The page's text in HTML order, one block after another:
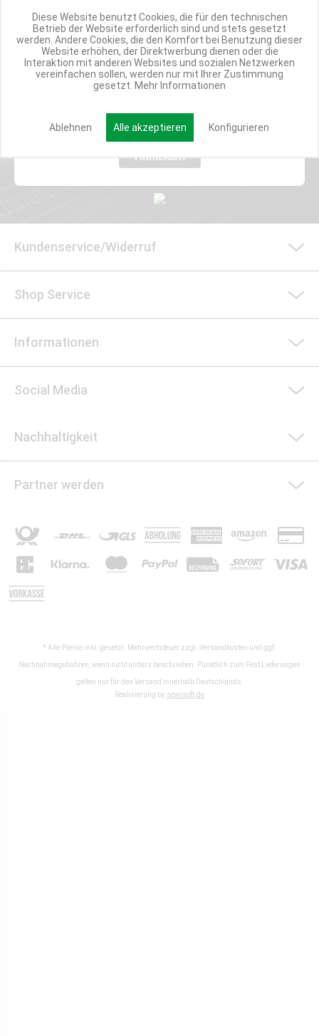
Werde Teil der Miweba Community!
Verpasse nie wieder exklusive Newsletter-Rabatte und Aktionen
Anmelden
Kundenservice/Widerruf
Shop Service
Informationen
Social Media
Nachhaltigkeit
Partner werden
* Alle Preise inkl. gesetzl. Mehrwertsteuer zzgl. Versandkosten und ggf.
Nachnahmegebühren, wenn nicht anders beschrieben. Pünktlich zum Fest Lieferungen
gelten nur für den Versand innerhalb Deutschlands.
Realisierung by sewisoft.de
Diese Website benutzt Cookies, die für den technischen
Betrieb der Website erforderlich sind und stets gesetzt
werden. Andere Cookies, die den Komfort bei Benutzung dieser
Website erhöhen, der Direktwerbung dienen oder die
Interaktion mit anderen Websites und sozialen Netzwerken
vereinfachen sollen, werden nur mit Ihrer Zustimmung
gesetzt. Mehr Informationen
Ablehnen Alle akzeptieren Konfigurieren